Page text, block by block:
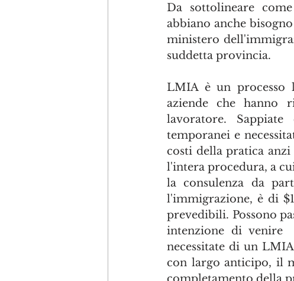
Da sottolineare
abbiano anche
ministero
suddetta provincia.
LMIA è un processo
aziende che hanno
lavoratore.
temporanei e
costi della pratica
l'intera procedura, a
la consulenza da
l'immigrazione, è di
prevedibili. Possono
intenzione di venire
necessitate di un
con largo anticipo, il